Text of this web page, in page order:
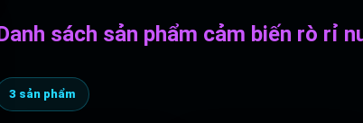
sách sản phẩm cảm biến rò rỉ
3 sản phẩm